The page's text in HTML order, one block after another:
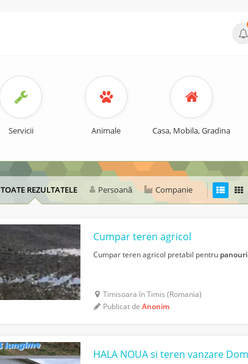
Servicii Animale Casa, Mobila, Gradina
TOATE REZULTATELE Persoană Companie
Cumpar teren agricol
Cumpar teren agricol pretabil pentru panouri
Timisoara în Timis (Romania)
Publicat deAnonim